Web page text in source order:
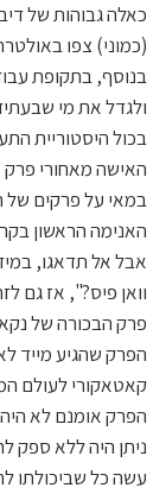
כאלה גבוהות של
(כמוני) צפו
בנוסף, בתקופת
ולגדל את מי
במאי על פרקים של
האנימה הראשון
אבל אל תדאגו,
וואן פיס?", אז גם
הפרק שהגיע מייד
קאטאקורי לעולם
הפרק אומנם לא
ניתן היה ללא ספק
עשה כל שביכולתו